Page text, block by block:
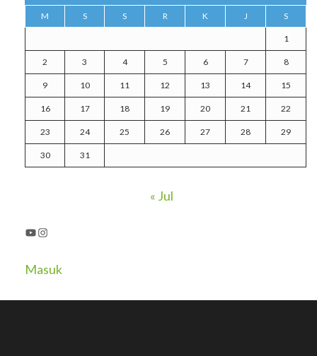
M S S R K J S
1
2 3 4 5 6 7 8
9 10 11 12 13 14 15
16 17 18 19 20 21 22
23 24 25 26 27 28 29
30 31
« Jul
YouTube
Instagram
Masuk